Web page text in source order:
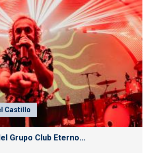
Castillo
Grupo Club Eterno...